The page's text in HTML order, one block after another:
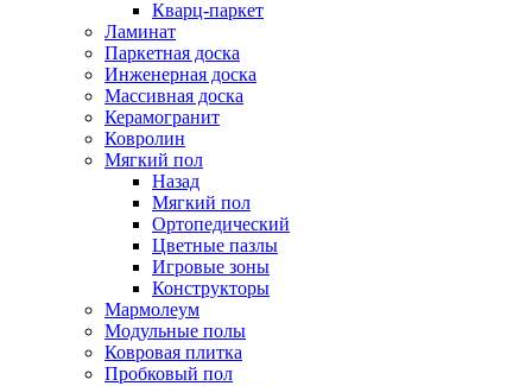
Кварц-паркет
Ламинат
Паркетная доска
Инженерная доска
Массивная доска
Керамогранит
Ковролин
Мягкий пол
Назад
Мягкий пол
Ортопедический
Цветные пазлы
Игровые зоны
Конструкторы
Мармолеум
Модульные полы
Ковровая плитка
Пробковый пол